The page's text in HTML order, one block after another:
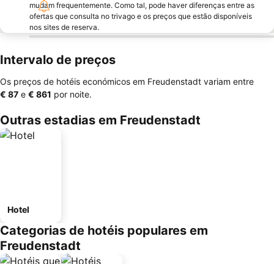
mudam frequentemente. Como tal, pode haver diferenças entre as
ofertas que consulta no trivago e os preços que estão disponíveis
nos sites de reserva.
Intervalo de preços
Os preços de hotéis económicos em Freudenstadt variam entre
‎€ 87 e ‎€ 861 por noite.
Outras estadias em Freudenstadt
Hotel
Categorias de hotéis populares em
Freudenstadt